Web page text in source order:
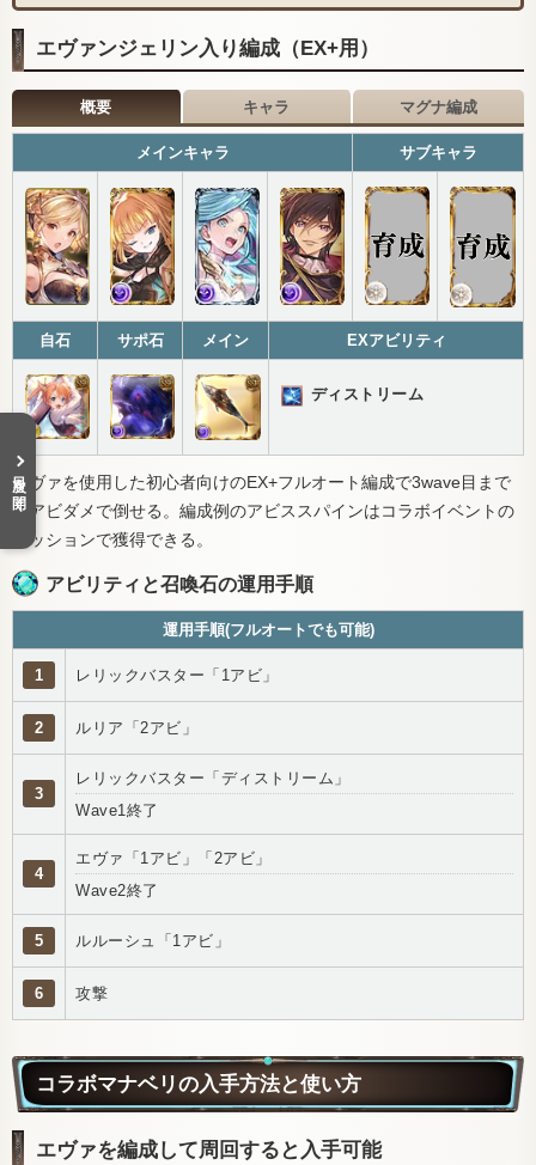
エヴァンジェリン入り編成（EX+用）
概要 キャラ マグナ編成
メインキャラ サブキャラ
自石 サポ石 メイン EXアビリティ
ディストリーム
エヴァを使用した初心者向けのEX+フルオート編成で3wave目まで
はアビダメで倒せる。編成例のアビススパインはコラボイベントの
ミッションで獲得できる。
アビリティと召喚石の運用手順
運用手順(フルオートでも可能)
1 レリックバスター「1アビ」
2 ルリア「2アビ」
3
レリックバスター「ディストリーム」
Wave1終了
4
エヴァ「1アビ」「2アビ」
Wave2終了
5 ルルーシュ「1アビ」
6 攻撃
コラボマナベリの入手方法と使い方
エヴァを編成して周回すると入手可能
目次を開く